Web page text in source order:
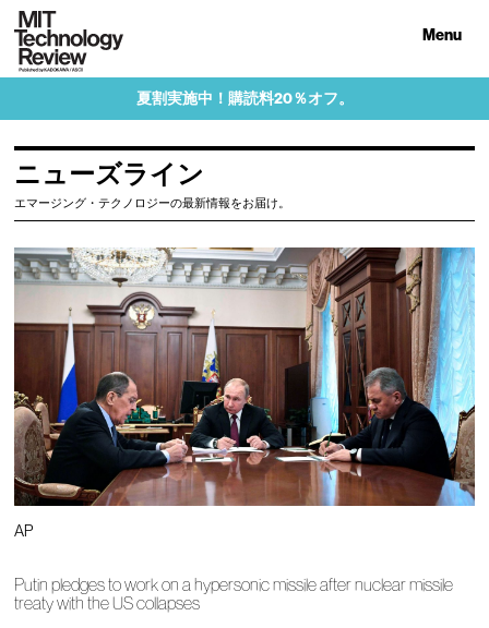
Menu
夏割実施中！購読料20％オフ。
ニューズライン
エマージング・テクノロジーの最新情報をお届け。
AP
Putin pledges to work on a hypersonic missile after nuclear missile
treaty with the US collapses